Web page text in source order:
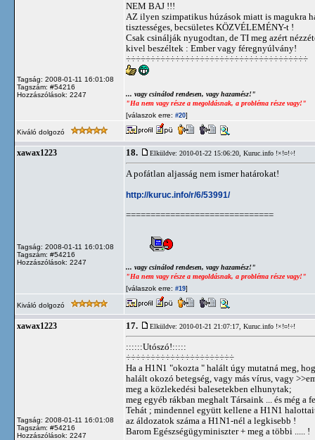
Tagság: 2008-01-11 16:01:08
Tagszám: #54216
Hozzászólások: 2247
NEM BAJ !!!
AZ ilyen szimpatikus húzások miatt is magukra
tisztességes, becsületes KÖZVÉLEMÉNY-t !
Csak csinálják nyugodtan, de TI meg azért
kivel beszéltek : Ember vagy féregnyúlvány!
÷÷÷÷÷÷÷÷÷÷÷÷÷÷÷÷÷÷÷÷÷÷÷÷÷÷÷÷÷÷÷÷÷÷÷÷÷
... vagy csinálod rendesen, vagy hazamész!"
"Ha nem vagy része a megoldásnak, a probléma része vagy!"
[válaszok erre: #20]
Kiváló dolgozó
xawax1223
Tagság: 2008-01-11 16:01:08
Tagszám: #54216
Hozzászólások: 2247
18. Elküldve: 2010-01-22 15:06:20, Kuruc.info !×!¤!÷!
A pofátlan aljasság nem ismer határokat!
http://kuruc.info/r/6/53991/
==============================
... vagy csinálod rendesen, vagy hazamész!"
"Ha nem vagy része a megoldásnak, a probléma része vagy!"
[válaszok erre: #19]
Kiváló dolgozó
xawax1223
Tagság: 2008-01-11 16:01:08
Tagszám: #54216
Hozzászólások: 2247
17. Elküldve: 2010-01-21 21:07:17, Kuruc.info !×!¤!÷!
::::::Utószó!:::::
÷÷÷÷÷÷÷÷÷÷÷÷÷÷÷÷÷÷÷÷÷÷
Ha a H1N1 "okozta " halált úgy mutatná meg,
halált okozó betegség, vagy más vírus, vagy
meg a közlekedési balesetekben elhunytak;
meg egyéb rákban meghalt Társaink ... és még a
Tehát ; mindennel együtt kellene a H1N1
az áldozatok száma a H1N1-nél a legkisebb !
Barom Egészségügyminiszter + meg a többi ..... !